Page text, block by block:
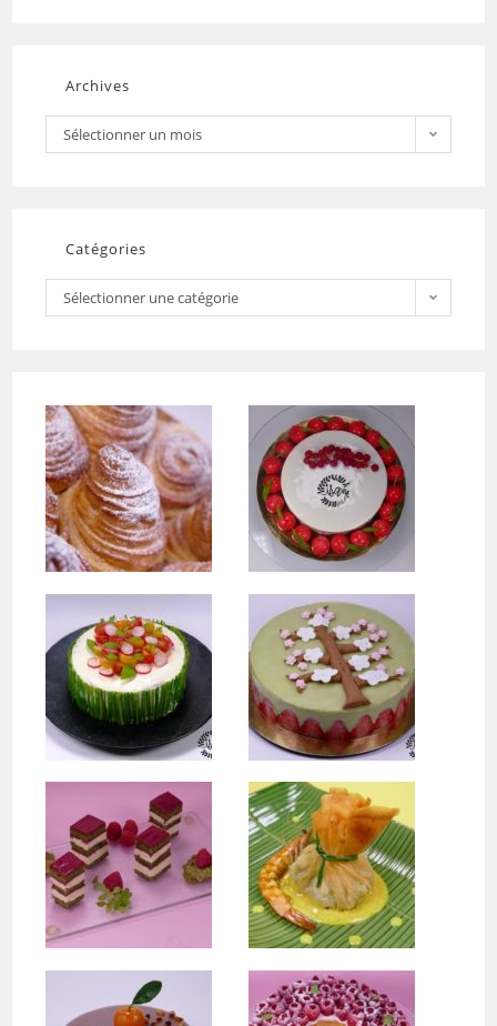
Archives
Sélectionner un mois
Catégories
Sélectionner une catégorie